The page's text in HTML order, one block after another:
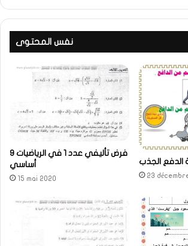
نفس المحتوى
فرض تأليفي عدد 1 في الرياضيات 9
أساسي
15 mai 2020
الدفع الجذب
23